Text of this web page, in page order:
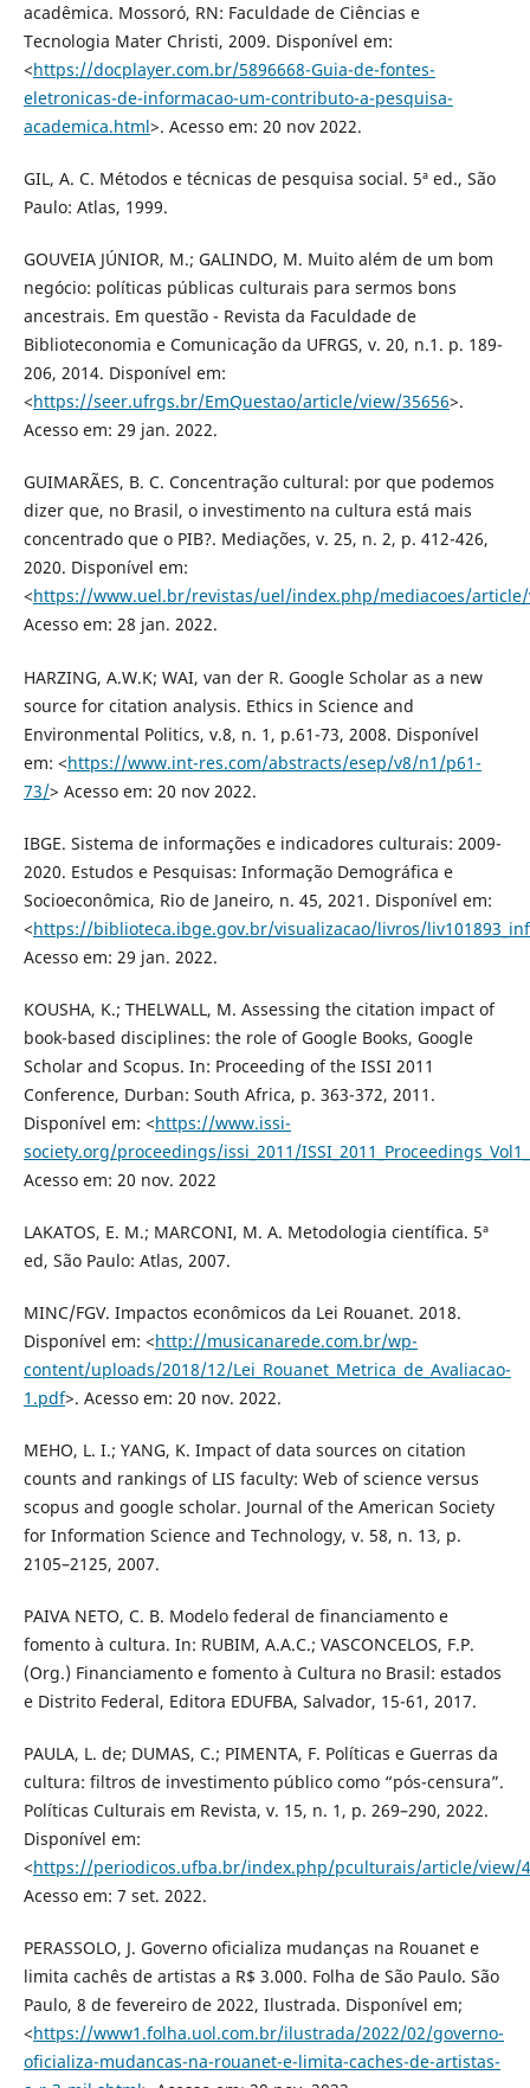
acadêmica. Mossoró, RN: Faculdade de Ciências e
Tecnologia Mater Christi, 2009. Disponível em:
<https://docplayer.com.br/5896668-Guia-de-fontes-
eletronicas-de-informacao-um-contributo-a-pesquisa-
academica.html>. Acesso em: 20 nov 2022.
GIL, A. C. Métodos e técnicas de pesquisa social. 5ª ed., São
Paulo: Atlas, 1999.
GOUVEIA JÚNIOR, M.; GALINDO, M. Muito além de um bom
negócio: políticas públicas culturais para sermos bons
ancestrais. Em questão - Revista da Faculdade de
Biblioteconomia e Comunicação da UFRGS, v. 20, n.1. p. 189-
206, 2014. Disponível em:
<https://seer.ufrgs.br/EmQuestao/article/view/35656>.
Acesso em: 29 jan. 2022.
GUIMARÃES, B. C. Concentração cultural: por que podemos
dizer que, no Brasil, o investimento na cultura está mais
concentrado que o PIB?. Mediações, v. 25, n. 2, p. 412-426,
2020. Disponível em:
<https://www.uel.br/revistas/uel/index.php/mediacoes/article/
Acesso em: 28 jan. 2022.
HARZING, A.W.K; WAI, van der R. Google Scholar as a new
source for citation analysis. Ethics in Science and
Environmental Politics, v.8, n. 1, p.61-73, 2008. Disponível
em: <https://www.int-res.com/abstracts/esep/v8/n1/p61-
73/> Acesso em: 20 nov 2022.
IBGE. Sistema de informações e indicadores culturais: 2009-
2020. Estudos e Pesquisas: Informação Demográfica e
Socioeconômica, Rio de Janeiro, n. 45, 2021. Disponível em:
<https://biblioteca.ibge.gov.br/visualizacao/livros/
Acesso em: 29 jan. 2022.
KOUSHA, K.; THELWALL, M. Assessing the citation impact of
book-based disciplines: the role of Google Books, Google
Scholar and Scopus. In: Proceeding of the ISSI 2011
Conference, Durban: South Africa, p. 363-372, 2011.
Disponível em: <https://www.issi-
society.org/proceedings/issi_2011/
Acesso em: 20 nov. 2022
LAKATOS, E. M.; MARCONI, M. A. Metodologia científica. 5ª
ed, São Paulo: Atlas, 2007.
MINC/FGV. Impactos econômicos da Lei Rouanet. 2018.
Disponível em: <http://musicanarede.com.br/wp-
content/uploads/2018/12/Lei_Rouanet_Metrica_de_Avaliacao-
1.pdf>. Acesso em: 20 nov. 2022.
MEHO, L. I.; YANG, K. Impact of data sources on citation
counts and rankings of LIS faculty: Web of science versus
scopus and google scholar. Journal of the American Society
for Information Science and Technology, v. 58, n. 13, p.
2105–2125, 2007.
PAIVA NETO, C. B. Modelo federal de financiamento e
fomento à cultura. In: RUBIM, A.A.C.; VASCONCELOS, F.P.
(Org.) Financiamento e fomento à Cultura no Brasil: estados
e Distrito Federal, Editora EDUFBA, Salvador, 15-61, 2017.
PAULA, L. de; DUMAS, C.; PIMENTA, F. Políticas e Guerras da
cultura: filtros de investimento público como “pós-censura”.
Políticas Culturais em Revista, v. 15, n. 1, p. 269–290, 2022.
Disponível em:
<https://periodicos.ufba.br/index.php/pculturais/article/view/
Acesso em: 7 set. 2022.
PERASSOLO, J. Governo oficializa mudanças na Rouanet e
limita cachês de artistas a R$ 3.000. Folha de São Paulo. São
Paulo, 8 de fevereiro de 2022, Ilustrada. Disponível em;
<https://www1.folha.uol.com.br/ilustrada/2022/02/governo-
oficializa-mudancas-na-rouanet-e-limita-caches-de-artistas-